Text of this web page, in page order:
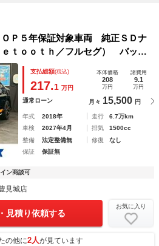
Ｐ５年保証対象車両 純正ＳＤナ
ｅｔｏｏｔｈ／フルセグ） バック
コントロール パドルシフト シ
ルド
支払総額(税込)
217.1 万円
本体価格
208
万円
諸費用
9.1
万円
通常ローン 月々 15,500 円
年式 2018年 走行
6.7万km
車検
2027年4月 排気
1500cc
整備
法定整備無 修復
なし
保証
保証無
ン商談可
見城店
見積り依頼する
お気に入り
の他に2人が見ています